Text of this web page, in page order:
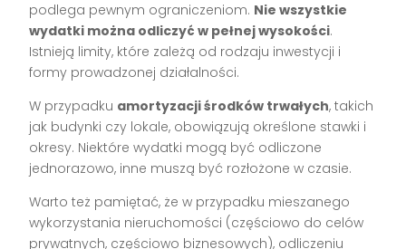
podlega pewnym ograniczeniom. Nie wszystkie
wydatki można odliczyć w pełnej wysokości.
Istnieją limity, które zależą od rodzaju inwestycji i
formy prowadzonej działalności.
W przypadku amortyzacji środków trwałych, takich
jak budynki czy lokale, obowiązują określone stawki i
okresy. Niektóre wydatki mogą być odliczone
jednorazowo, inne muszą być rozłożone w czasie.
Warto też pamiętać, że w przypadku mieszanego
wykorzystania nieruchomości (częściowo do celów
prywatnych, częściowo biznesowych), odliczeniu